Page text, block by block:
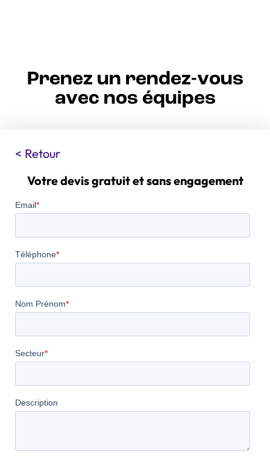
Prenez un rendez-vous
avec nos équipes
Retour
Votre devis gratuit et sans engagement